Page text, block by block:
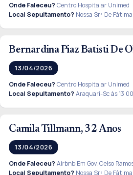
Onde Faleceu? Centro Hospitalar Unimed
Local Sepultamento? Nossa Srª De Fátima
Bernardina Piaz Batisti De
13/04/2026
Onde Faleceu? Centro Hospitalar Unimed
Local Sepultamento? Araquari-Sc às 13:00
Camila Tillmann, 32 Anos
13/04/2026
Onde Faleceu? Airbnb Em Gov. Celso
Local Sepultamento? Nossa Srª De